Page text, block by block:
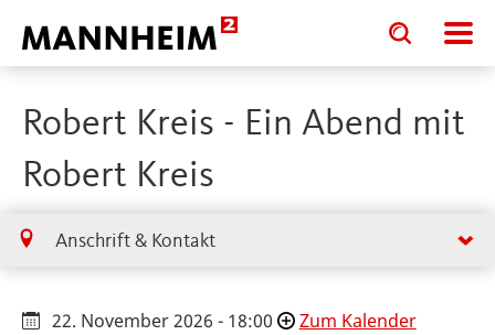
Toggle
search
input
Toggle
search
input
Robert Kreis - Ein Abend mit
Robert Kreis
Anschrift & Kontakt
22. November 2026 - 18:00
Zum Kalender